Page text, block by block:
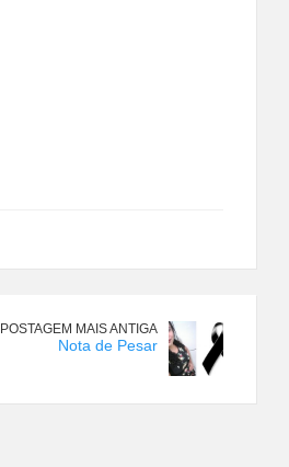
POSTAGEM MAIS ANTIGA
Nota de Pesar